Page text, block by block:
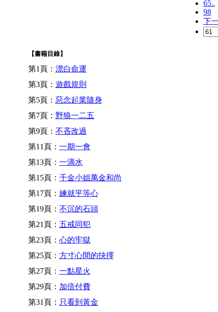
65..
98
下
【書籍目錄】
第1頁： 漂白命運
第3頁： 遊戲規則
第5頁： 惡念起業隨身
第7頁： 野狼一二五
第9頁： 不吝改過
第11頁： 一期一會
第13頁： 一滴水
第15頁： 千金小姐萬金和尚
第17頁： 練就平等心
第19頁： 不沉的石頭
第21頁： 五戒同犯
第23頁： 心的牢獄
第25頁： 方寸心間的抉擇
第27頁： 一點星火
第29頁： 加倍付費
第31頁： 只看到黃金